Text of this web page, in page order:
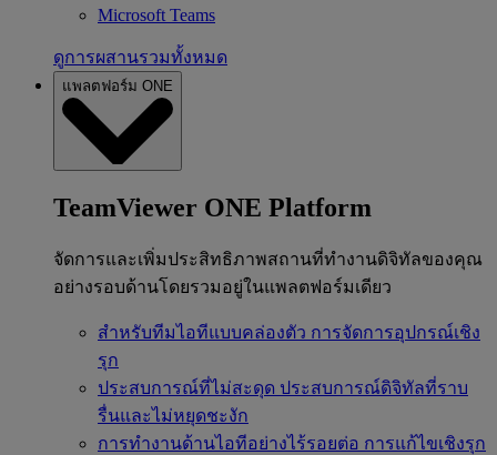
Microsoft Teams
ดูการผสานรวมทั้งหมด
แพลตฟอร์ม ONE
TeamViewer ONE Platform
จัดการและเพิ่มประสิทธิภาพสถานที่ทำงานดิจิทัลของคุณ
อย่างรอบด้านโดยรวมอยู่ในแพลตฟอร์มเดียว
สำหรับทีมไอทีแบบคล่องตัว การจัดการอุปกรณ์เชิง
รุก
ประสบการณ์ที่ไม่สะดุด ประสบการณ์ดิจิทัลที่ราบ
รื่นและไม่หยุดชะงัก
การทำงานด้านไอทีอย่างไร้รอยต่อ การแก้ไขเชิงรุก